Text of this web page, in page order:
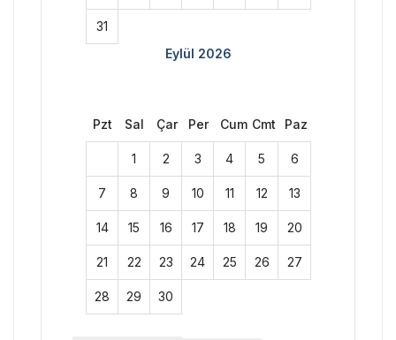
31
Eylül 2026
Pzt Sal Çar Per Cum Cmt Paz
1 2 3 4 5 6
7 8 9 10 11 12 13
14 15 16 17 18 19 20
21 22 23 24 25 26 27
28 29 30